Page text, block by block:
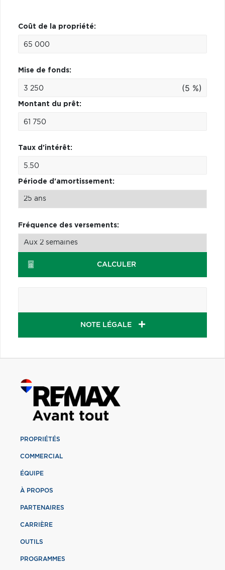
Coût de la propriété:
Mise de fonds:
(5 %)
Montant du prêt:
Taux d'intérêt:
Période d'amortissement:
Fréquence des versements:
CALCULER
NOTE LÉGALE
PROPRIÉTÉS
COMMERCIAL
ÉQUIPE
À PROPOS
PARTENAIRES
CARRIÈRE
OUTILS
PROGRAMMES